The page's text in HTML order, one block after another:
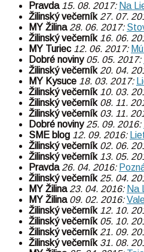
Pravda 15. 08. 2017: Na
Žilinský večerník27. 07.
MY Žilina28. 06. 2017:
Žilinský večerník16. 06.
MY Turiec 12. 06. 2017:
Dobré noviny 05. 05. 2017:
Žilinský večerník 20. 04.
MY Kysuce 18. 03. 2017:
Žilinský večerník10. 03.
Žilinský večerník08. 11.
Žilinský večerník03. 11.
Dobré noviny25. 09. 2016:
SME blog 12. 09. 2016:
Žilinský večerník 02. 06.
Žilinský večerník 13. 05.
Pravda 26. 04. 2016:
Žilinský večerník25. 04.
MY Žilina23. 04. 2016: Na
MY Žilina09. 02. 2016:
Žilinský večerník12. 10.
Žilinský večerník05. 10.
Žilinský večerník21. 09.
Žilinský večerník 31. 08.